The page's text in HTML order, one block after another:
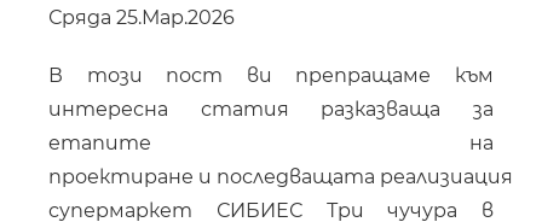
Сряда 25.Мар.2026
В този пост ви препращаме към
интересна статия разказваща за
етапите на
проектиране и последващата реализиация на
супермаркет СИБИЕС Три чучура в